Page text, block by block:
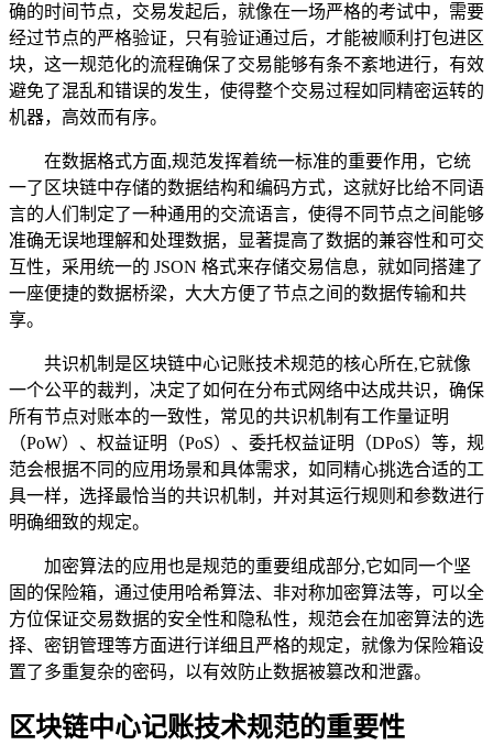
确的时间节点，交易发起后，就像在一场严格的考试中，需要
经过节点的严格验证，只有验证通过后，才能被顺利打包进区
块，这一规范化的流程确保了交易能够有条不紊地进行，有效
避免了混乱和错误的发生，使得整个交易过程如同精密运转的
机器，高效而有序。
在数据格式方面,规范发挥着统一标准的重要作用，它统
一了区块链中存储的数据结构和编码方式，这就好比给不同语
言的人们制定了一种通用的交流语言，使得不同节点之间能够
准确无误地理解和处理数据，显著提高了数据的兼容性和可交
互性，采用统一的 JSON 格式来存储交易信息，就如同搭建了
一座便捷的数据桥梁，大大方便了节点之间的数据传输和共
享。
共识机制是区块链中心记账技术规范的核心所在,它就像
一个公平的裁判，决定了如何在分布式网络中达成共识，确保
所有节点对账本的一致性，常见的共识机制有工作量证明
（PoW）、权益证明（PoS）、委托权益证明（DPoS）等，规
范会根据不同的应用场景和具体需求，如同精心挑选合适的工
具一样，选择最恰当的共识机制，并对其运行规则和参数进行
明确细致的规定。
加密算法的应用也是规范的重要组成部分,它如同一个坚
固的保险箱，通过使用哈希算法、非对称加密算法等，可以全
方位保证交易数据的安全性和隐私性，规范会在加密算法的选
择、密钥管理等方面进行详细且严格的规定，就像为保险箱设
置了多重复杂的密码，以有效防止数据被篡改和泄露。
区块链中心记账技术规范的重要性